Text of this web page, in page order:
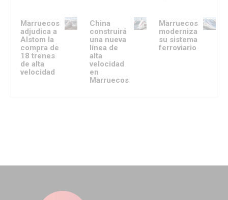
Marruecos
adjudica a
Alstom la
compra de
18 trenes
de alta
velocidad
China
construirá
una nueva
línea de
alta
velocidad
en
Marruecos
Marruecos
moderniza
su sistema
ferroviario